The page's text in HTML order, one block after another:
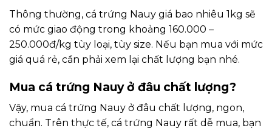
Thông thường, cá trứng Nauy giá bao nhiêu 1kg sẽ
có mức giao động trong khoảng 160.000 –
250.000đ/kg tùy loại, tùy size. Nếu bạn mua với mức
giá quá rẻ, cần phải xem lại chất lượng bạn nhé.
Mua cá trứng Nauy ở đâu chất lượng?
Vậy, mua cá trứng Nauy ở đâu chất lượng, ngon,
chuẩn. Trên thực tế, cá trứng Nauy rất dễ mua, bạn